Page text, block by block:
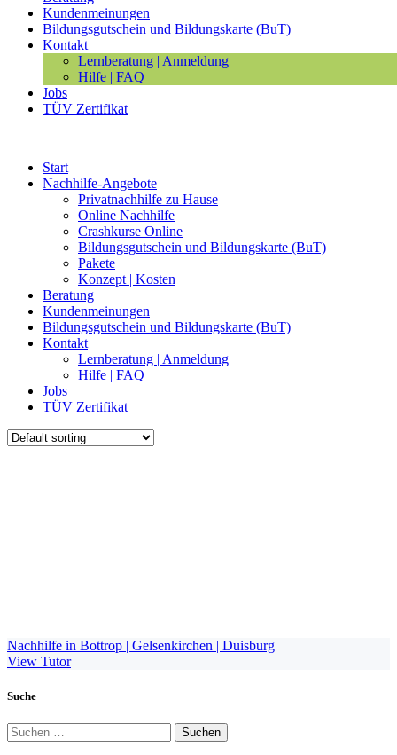
Kundenmeinungen
Bildungsgutschein und Bildungskarte (BuT)
Kontakt
Lernberatung | Anmeldung
Hilfe | FAQ
Jobs
TÜV Zertifikat
Start
Nachhilfe-Angebote
Privatnachhilfe zu Hause
Online Nachhilfe
Crashkurse Online
Bildungsgutschein und Bildungskarte (BuT)
Pakete
Konzept | Kosten
Beratung
Kundenmeinungen
Bildungsgutschein und Bildungskarte (BuT)
Kontakt
Lernberatung | Anmeldung
Hilfe | FAQ
Jobs
TÜV Zertifikat
Nachhilfe in Bottrop | Gelsenkirchen | Duisburg
View Tutor
Suche
Suchen
nach: